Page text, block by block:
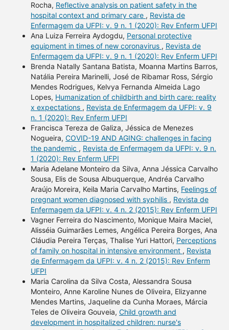
Rocha, Reflective analysis on patient safety in the
hospital context and primary care , Revista de
Enfermagem da UFPI: v. 9 n. 1 (2020): Rev Enferm UFPI
Ana Luiza Ferreira Aydogdu, Personal protective
equipment in times of new coronavirus , Revista de
Enfermagem da UFPI: v. 9 n. 1 (2020): Rev Enferm UFPI
Brenda Natally Santana Batista, Moanna Martins Barros,
Natália Pereira Marinelli, José de Ribamar Ross, Sérgio
Mendes Rodrigues, Kelvya Fernanda Almeida Lago
Lopes, Humanization of childbirth and birth care: reality
x expectations , Revista de Enfermagem da UFPI: v. 9
n. 1 (2020): Rev Enferm UFPI
Francisca Tereza de Galiza, Jéssica de Menezes
Nogueira, COVID-19 AND AGING: challenges in facing
the pandemic , Revista de Enfermagem da UFPI: v. 9 n.
1 (2020): Rev Enferm UFPI
Maria Adelane Monteiro da Silva, Anna Jéssica Carvalho
Sousa, Elis de Sousa Albuquerque, Andréa Carvalho
Araújo Moreira, Keila Maria Carvalho Martins, Feelings of
pregnant women diagnosed with syphilis , Revista de
Enfermagem da UFPI: v. 4 n. 2 (2015): Rev Enferm UFPI
Vagner Ferreira do Nascimento, Monique Maira Maciel,
Alisséia Guimarães Lemes, Angélica Pereira Borges, Ana
Cláudia Pereira Terças, Thalise Yuri Hattori, Perceptions
of family on hospital in intensive environment , Revista
de Enfermagem da UFPI: v. 4 n. 2 (2015): Rev Enferm
UFPI
Maria Carolina da Silva Costa, Alessandra Sousa
Monteiro, Anne Karoline Nunes de Oliveira, Elizyanne
Mendes Martins, Jaqueline da Cunha Moraes, Márcia
Teles de Oliveira Gouveia, Child growth and
development in hospitalized children: nurse's